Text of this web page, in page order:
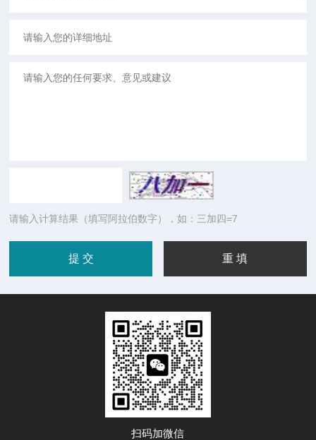
请输入计算结果（填写阿拉伯数字），如：三加四=7
扫码加微信